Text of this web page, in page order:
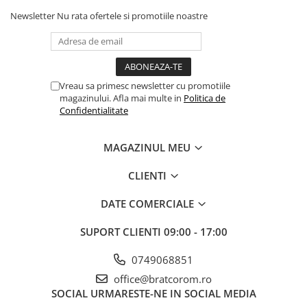
Panouri si elemente gard
Pavaje si borduri
Programatoare stropire
Sere si solarii
Termometre Meteo
Pentru masini de spalat si polish
Pentru spalare manuala
Detergenti lichizi profesionali
Igiena si Ingrijire personala
Newsletter Nu rata ofertele si promotiile noastre
Vreau sa primesc newsletter cu promotiile
magazinului. Afla mai multe in Politica de
Confidentialitate
MAGAZINUL MEU
CLIENTI
DATE COMERCIALE
SUPORT CLIENTI 09:00 - 17:00
0749068851
office@bratcorom.ro
SOCIAL URMARESTE-NE IN SOCIAL MEDIA